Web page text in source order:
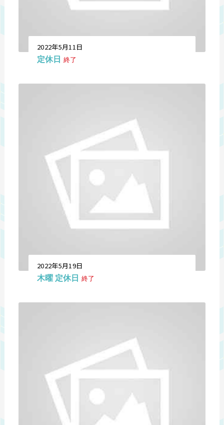
2022年5月11日
定休日 終了
2022年5月19日
木曜 定休日 終了